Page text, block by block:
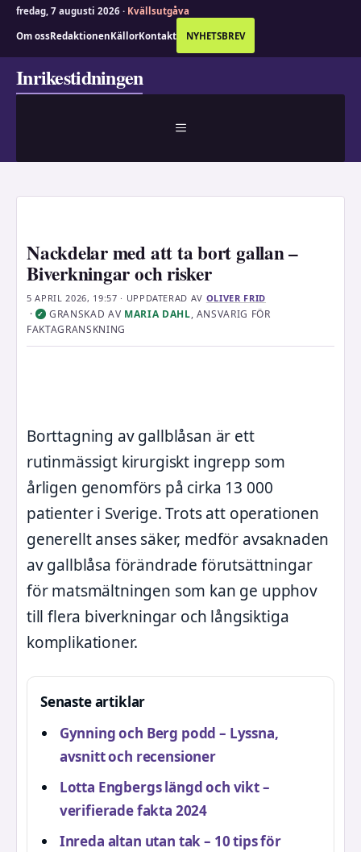
fredag, 7 augusti 2026 · Kvällsutgåva
Om ossRedaktionenKällorKontakt NYHETSBREV
Inrikestidningen
MENY
Nackdelar med att ta bort gallan –
Biverkningar och risker
5 APRIL 2026, 19:57 · UPPDATERAD AV OLIVER FRID
· ✓ GRANSKAD AV MARIA DAHL, ANSVARIG FÖR
FAKTAGRANSKNING
Borttagning av gallblåsan är ett
rutinmässigt kirurgiskt ingrepp som
årligen genomförs på cirka 13 000
patienter i Sverige. Trots att operationen
generellt anses säker, medför avsaknaden
av gallblåsa förändrade förutsättningar
för matsmältningen som kan ge upphov
till flera biverkningar och långsiktiga
komplikationer.
Senaste artiklar
Gynning och Berg podd – Lyssna,
avsnitt och recensioner
Lotta Engbergs längd och vikt –
verifierade fakta 2024
Inreda altan utan tak – 10 tips för